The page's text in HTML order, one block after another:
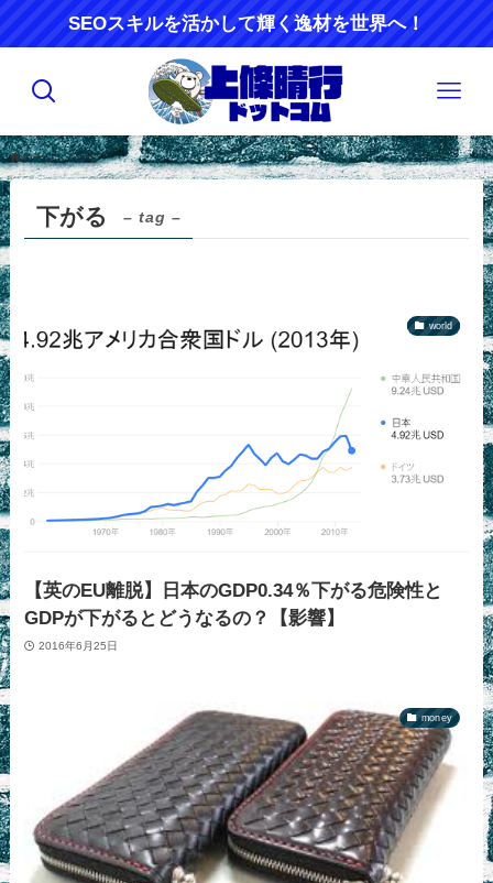
SEOスキルを活かして輝く逸材を世界へ！
ホーム 下がる
下がる – tag –
world
【英のEU離脱】日本のGDP0.34％下がる危険性と
GDPが下がるとどうなるの？【影響】
2016年6月25日
money